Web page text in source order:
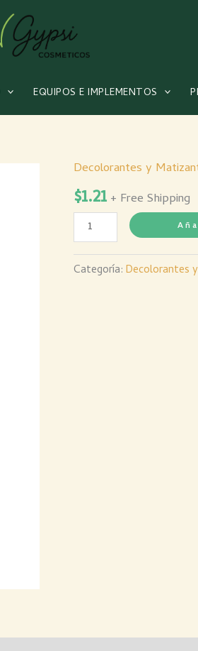
EQUIPOS E IMPLEMENTOS
Decolorantes y
$1.21 + Free Shipping
Crema
FX
Oxig
30
Vol
90
Categoría: Decolorantes